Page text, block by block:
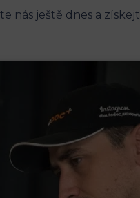
nás ještě dnes a‍